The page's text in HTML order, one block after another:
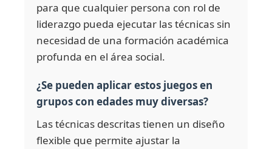
para que cualquier persona con rol de
liderazgo pueda ejecutar las técnicas sin
necesidad de una formación académica
profunda en el área social.
¿Se pueden aplicar estos juegos en
grupos con edades muy diversas?
Las técnicas descritas tienen un diseño
flexible que permite ajustar la